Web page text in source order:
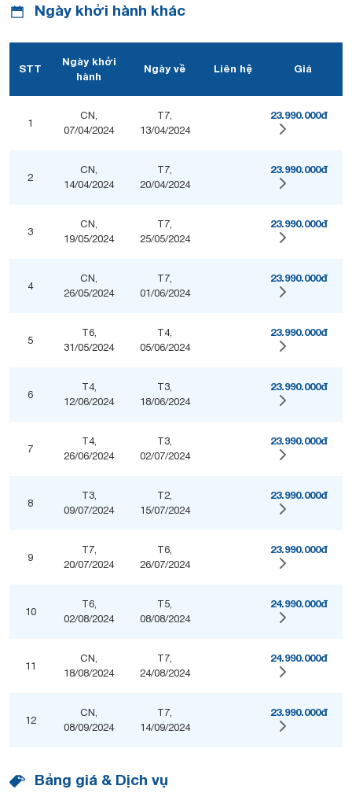
Ngày khởi hành khác
STT
Ngày khởi
hành
Ngày về Liên hệ Giá
1
CN,
07/04/2024
T7,
13/04/2024
23.990.000đ
2
CN,
14/04/2024
T7,
20/04/2024
23.990.000đ
3
CN,
19/05/2024
T7,
25/05/2024
23.990.000đ
4
CN,
26/05/2024
T7,
01/06/2024
23.990.000đ
5
T6,
31/05/2024
T4,
05/06/2024
23.990.000đ
6
T4,
12/06/2024
T3,
18/06/2024
23.990.000đ
7
T4,
26/06/2024
T3,
02/07/2024
23.990.000đ
8
T3,
09/07/2024
T2,
15/07/2024
23.990.000đ
9
T7,
20/07/2024
T6,
26/07/2024
23.990.000đ
10
T6,
02/08/2024
T5,
08/08/2024
24.990.000đ
11
CN,
18/08/2024
T7,
24/08/2024
24.990.000đ
12
CN,
08/09/2024
T7,
14/09/2024
23.990.000đ
Bảng giá & Dịch vụ